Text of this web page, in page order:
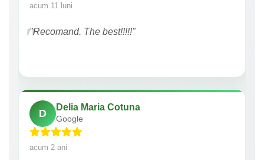
acum 11 luni
"Recomand. The best!!!!!"
D
Delia Maria Cotuna
Google
acum 2 ani